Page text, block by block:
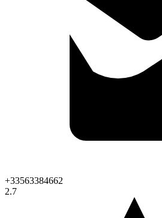
+33563384662
2.7